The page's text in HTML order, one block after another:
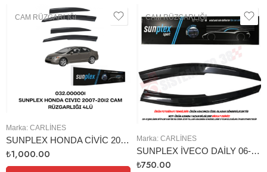
CAM RÜZGARLIĞI
Marka: CARLINES
SUNPLEX HONDA CİVİC 2007-2012 CAM RÜZGARLIĞI 4LÜ
₺1,000.00
CAM RÜZGARLIĞI
Marka: CARLINES
SUNPLEX İVECO DAİLY 06-14 CAM RÜZGARLIĞI 2Lİ
₺750.00